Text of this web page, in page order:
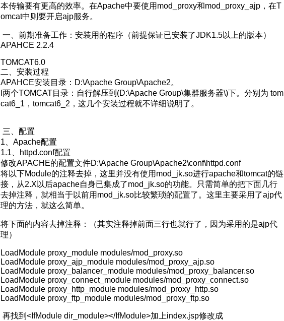
本传输要有更高的效率。在Apache中要使用mod_proxy和mod_proxy_ajp，在T
omcat中则要开启ajp服务。
一、前期准备工作：安装用的程序（前提保证已安装了JDK1.5以上的版本）
APAHCE 2.2.4
TOMCAT6.0
二、安装过程
APAHCE安装目录：D:\Apache Group\Apache2。
l两个TOMCAT目录：自行解压到(D:\Apache Group\集群服务器\)下。分别为 tom
cat6_1，tomcat6_2，这几个安装过程就不详细说明了。
三、配置
1、Apache配置
1.1、httpd.conf配置
修改APACHE的配置文件D:\Apache Group\Apache2\conf\httpd.conf
将以下Module的注释去掉，这里并没有使用mod_jk.so进行apache和tomcat的链
接，从2.X以后apache自身已集成了mod_jk.so的功能。只需简单的把下面几行
去掉注释，就相当于以前用mod_jk.so比较繁琐的配置了。这里主要采用了ajp代
理的方法，就这么简单。
将下面的内容去掉注释：（其实注释掉前面三行也就行了，因为采用的是ajp代
理）
LoadModule proxy_module modules/mod_proxy.so
LoadModule proxy_ajp_module modules/mod_proxy_ajp.so
LoadModule proxy_balancer_module modules/mod_proxy_balancer.so
LoadModule proxy_connect_module modules/mod_proxy_connect.so
LoadModule proxy_http_module modules/mod_proxy_http.so
LoadModule proxy_ftp_module modules/mod_proxy_ftp.so
再找到<IfModule dir_module></IfModule>加上index.jsp修改成